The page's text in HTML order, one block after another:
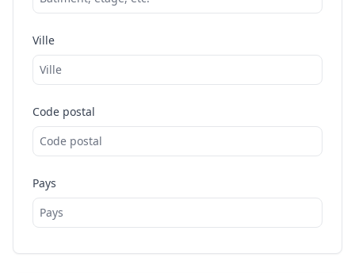
Ville
Code postal
Pays